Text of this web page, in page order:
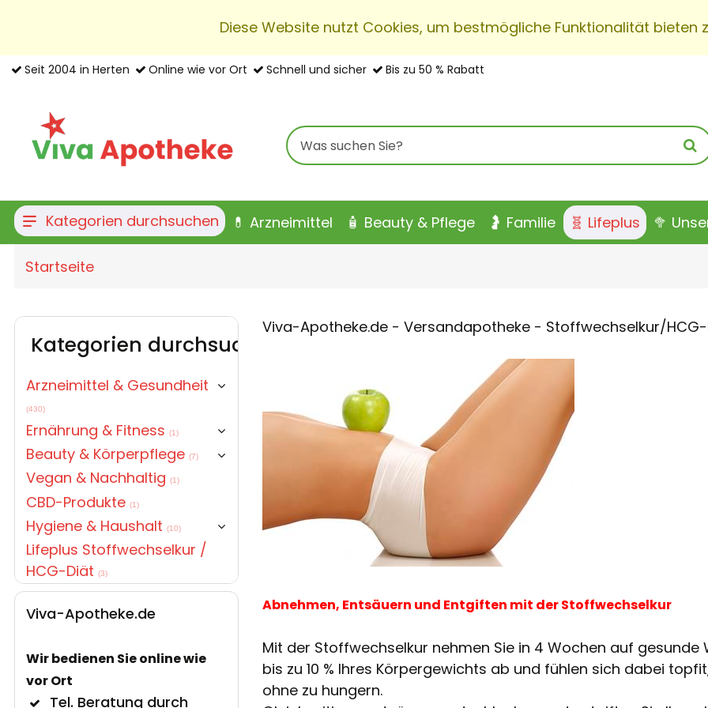
Diese Website nutzt Cookies, um bestmögliche Funktionalität bieten
Seit 2004 in Herten Online wie vor Ort Schnell und sicher Bis zu 50 % Rabatt
Kategorien durchsuchen 💊 Arzneimittel 🧴 Beauty & Pflege 🤰 Familie 🧬 Lifeplus 🥦
Startseite
Viva-Apotheke.de - Versandapotheke - Stoffwechselkur/
Abnehmen, Entsäuern und Entgiften mit der Stoffwechselkur
Mit der Stoffwechselkur nehmen Sie in 4 Wochen auf gesunde
bis zu 10 % Ihres Körpergewichts ab und fühlen sich dabei
ohne zu hungern.
Kategorien durchsuchen
Arzneimittel & Gesundheit
(430)
Ernährung & Fitness(1)
Beauty & Körperpflege(7)
Vegan & Nachhaltig(1)
CBD-Produkte(1)
Hygiene & Haushalt(10)
Lifeplus Stoffwechselkur /
HCG-Diät(3)
Viva-Apotheke.de
Wir bedienen Sie online wie
vor Ort
Tel. Beratung durch